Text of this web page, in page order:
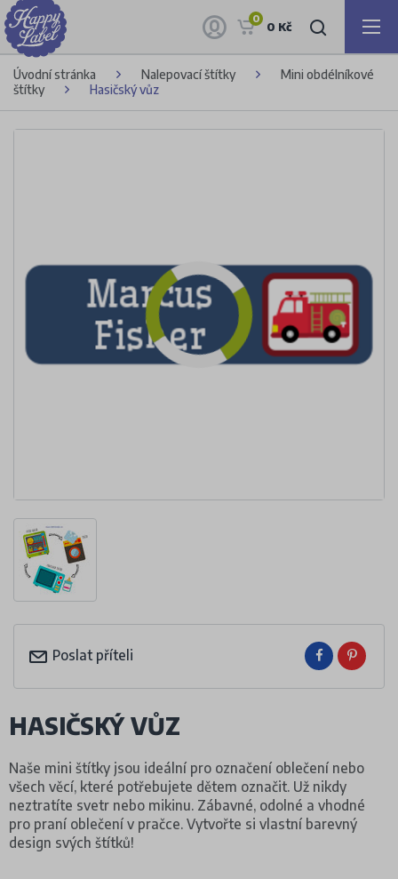
0
0 Kč
Úvodní stránka Nalepovací štítky
Mini obdélníkové
štítky
Hasičský vůz
Poslat příteli
HASIČSKÝ VŮZ
Naše mini štítky jsou ideální pro označení oblečení nebo
všech věcí, které potřebujete dětem označit. Už nikdy
neztratíte svetr nebo mikinu. Zábavné, odolné a vhodné
pro praní oblečení v pračce. Vytvořte si vlastní barevný
design svých štítků!